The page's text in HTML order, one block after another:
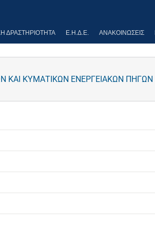
ΔΡΑΣΤΗΡΙΌΤΗΤΑ Ε.Η.Δ.Ε. ΑΝΑΚΟΙΝΏΣΕΙΣ
ΚΑΙ ΚΥΜΑΤΙΚΩΝ ΕΝΕΡΓΕΙΑΚΩΝ ΠΗΓΩΝ